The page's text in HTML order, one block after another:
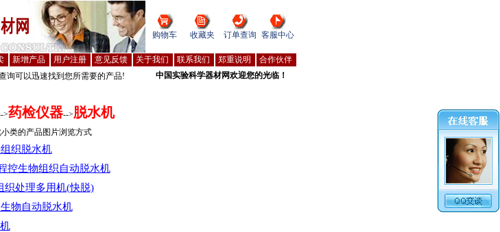
购物车 收藏夹 订单查询 客服中心
新增产品 用户注册 意见反馈 关于我们 联系我们 郑重说明
合作伙伴
可以迅速找到您所需要的产品! 中国实验科学器材网欢迎您的光临！
>药检仪器-->脱水机
类的产品图片浏览方式
织脱水机
控生物组织自动脱水机
织处理多用机(快脱)
物自动脱水机